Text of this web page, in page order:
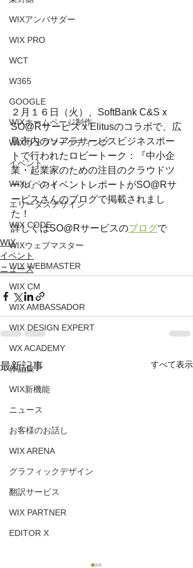
WIXアンバサダー
WIX PRO
WCT
W365
GOOGLE
WIXホームページ制作
WIXウェブマーケティング
イベント
WIXイベント
エリータスデザイン
WIX CODE
WIXウェブマスター
WIX WEBMASTER
WIX CM
WIX AMBASSADOR
WIX DESIGN EXPERT
WX ACADEMY
作品集
WIX新機能
ニュース
お客様のお話し
WIX ARENA
グラフィックデザイン
翻訳サービス
WIX PARTNER
EDITOR X
２月１６日（火）、SoftBank C&S x
SO@Rサービス x Elitusのコラボで、広
島市内のソアラサービスビジネスポー
トで行われたロビートーク：『中小企
業・起業家のための注目のクラウドツ
ール』のイベントレポートがSO@Rサ
ービスさんのブログで掲載されまし
た！
詳しくはSO@Rサービスのブログで
WIX
イベント
ニュース
最新記事 すべて表示